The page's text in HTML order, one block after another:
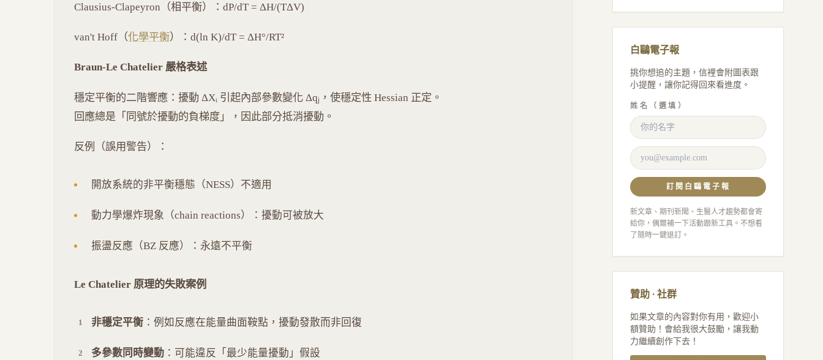
Clausius-Clapeyron（相平衡）：dP/dT = ΔH/(TΔV)
van't Hoff（化學平衡）：d(ln K)/dT = ΔH°/RT²
Braun-Le Chatelier 嚴格表述
穩定平衡的二階響應：擾動 ΔXᵢ 引起內部參數變化 Δqⱼ，使穩定性 Hessian 正定。
回應總是「同號於擾動的負梯度」，因此部分抵消擾動。
反例（誤用警告）：
開放系統的非平衡穩態（NESS）不適用
動力學爆炸現象（chain reactions）：擾動可被放大
振盪反應（BZ 反應）：永遠不平衡
Le Chatelier 原理的失敗案例
非穩定平衡 ：例如反應在能量曲面鞍點，擾動發散而非回復
多參數同時變動 ：可能違反「最少能量擾動」假設
白鷗電子報
挑你想追的主題，信裡會附圖表跟
小提醒，讓你記得回來看進度。
姓名（選填）
訂閱白鷗電子報
新文章、期刊新聞、生醫人才趨勢都會寄
給你，偶爾補一下活動跟新工具。不想看
了隨時一鍵退訂。
贊助 · 社群
如果文章的內容對你有用，歡迎小
額贊助！會給我很大鼓勵，讓我動
力繼續創作下去！